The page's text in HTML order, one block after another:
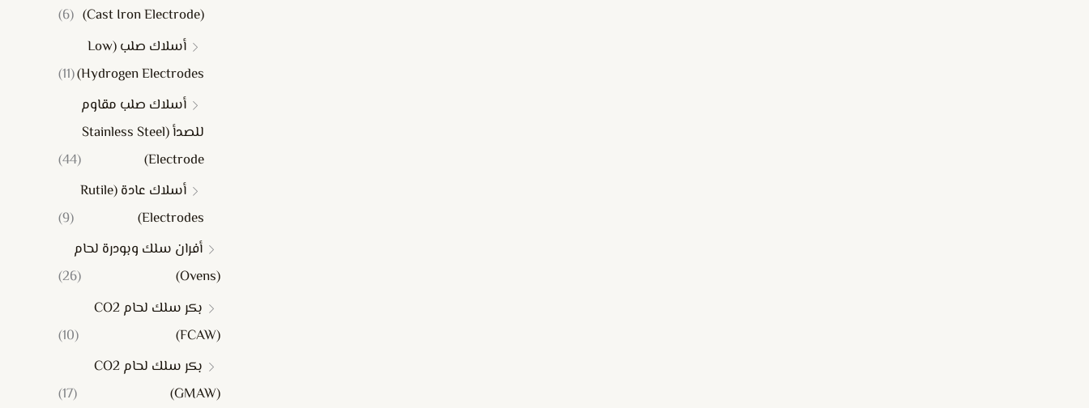
(Cast Iron Electrode)
(6)
أسلاك صلب (Low
Hydrogen Electrodes)
(11)
أسلاك صلب مقاوم
للصدأ (Stainless Steel
Electrode)
(44)
أسلاك عادة (Rutile
Electrodes)
(9)
أفران سلك وبودرة لحام
(Ovens)
(26)
بكر سلك لحام CO2
(FCAW)
(10)
بكر سلك لحام CO2
(GMAW)
(17)